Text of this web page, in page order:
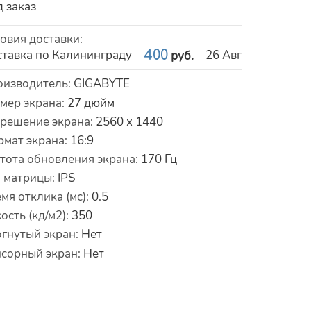
заказ
доставки:
по Калининграду
400 руб.
26 Авг
: GIGABYTE
экрана: 27 дюйм
экрана: 2560 x 1440
экрана: 16:9
обновления экрана: 170 Гц
матрицы: IPS
отклика (мс): 0.5
(кд/м2): 350
экран: Нет
экран: Нет